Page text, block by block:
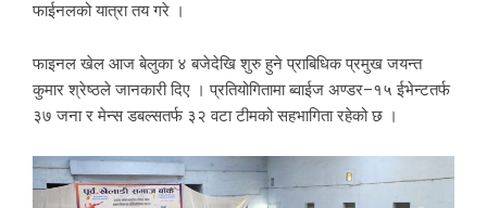
फाईनलको यात्रा तय गरे ।
फाइनल खेल आज बेलुका ४ बजेदेखि शुरु हुने प्राबिधिक प्रमुख जयन्त
कुमार श्रेष्ठले जानकारी दिए । प्रतियोगितामा ब्वाईज अण्डर–१५ ईभेन्टतर्फ
३७ जना र मेन्स डबल्सतर्फ ३२ वटा टीमको सहभागिता रहेको छ ।